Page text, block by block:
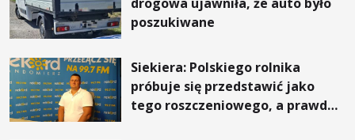
poszukiwane
Siekiera: Polskiego rolnika
próbuje się przedstawić jako
tego roszczeniowego, a prawda